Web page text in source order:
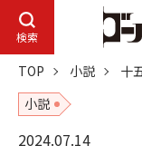
検索
TOP 小説
十
小説
2024.07.14